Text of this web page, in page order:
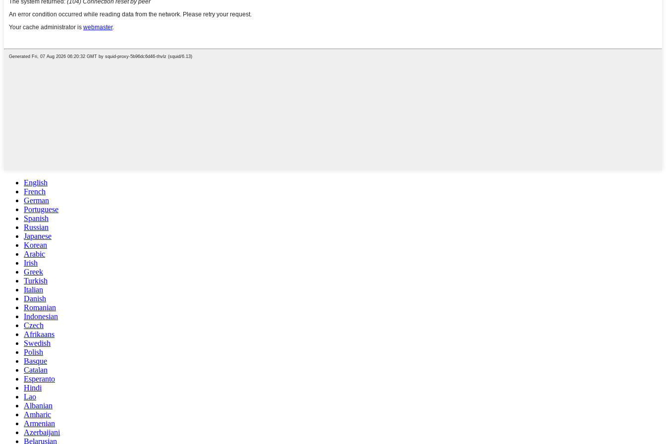
English
French
German
Portuguese
Spanish
Russian
Japanese
Korean
Arabic
Irish
Greek
Turkish
Italian
Danish
Romanian
Indonesian
Czech
Afrikaans
Swedish
Polish
Basque
Catalan
Esperanto
Hindi
Lao
Albanian
Amharic
Armenian
Azerbaijani
Belarusian